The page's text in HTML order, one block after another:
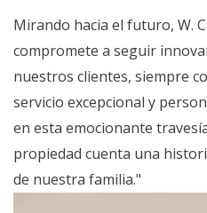
Mirando hacia el futuro, W.
compromete a seguir
nuestros clientes, siempre
servicio excepcional y
en esta emocionante
propiedad cuenta una
de nuestra familia."